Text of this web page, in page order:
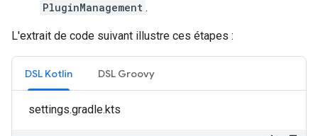
PluginManagement .
L'extrait de code suivant illustre ces étapes :
DSL Kotlin DSL Groovy
settings.gradle.kts